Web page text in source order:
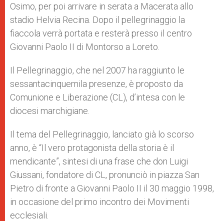
Osimo, per poi arrivare in serata a Macerata allo
stadio Helvia Recina. Dopo il pellegrinaggio la
fiaccola verrà portata e resterà presso il centro
Giovanni Paolo II di Montorso a Loreto.
Il Pellegrinaggio, che nel 2007 ha raggiunto le
sessantacinquemila presenze, è proposto da
Comunione e Liberazione (CL), d’intesa con le
diocesi marchigiane.
Il tema del Pellegrinaggio, lanciato già lo scorso
anno, è “Il vero protagonista della storia è il
mendicante”, sintesi di una frase che don Luigi
Giussani, fondatore di CL, pronunciò in piazza San
Pietro di fronte a Giovanni Paolo II il 30 maggio 1998,
in occasione del primo incontro dei Movimenti
ecclesiali.